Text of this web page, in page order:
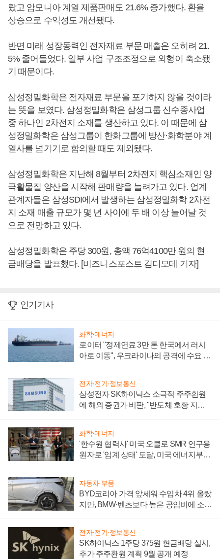
랐고 암모니아 계열 제품판매도 21.6% 증가했다. 환율
상승으로 수익성도 개선됐다.
반면 미래 성장동력인 전자재료 부문 매출은 오히려 21.
5% 줄어들었다. 일부 사업 구조조정으로 외형이 축소됐
기 때문이다.
삼성정밀화학은 전자재료 부문을 포기하지 않을 것이라
는 뜻을 보였다. 삼성정밀화학은 삼성그룹 신수종사업
중 하나인 2차전지 소재를 생산하고 있다. 이 때문에 삼
성정밀화학은 삼성그룹이 한화그룹에 방산·화학분야 계
열사를 넘기기로 합의할 때도 제외됐다.
삼성정밀화학은 지난해 8월부터 2차전지 핵심소재인 양
극활물질 양산을 시작해 판매량을 늘려가고 있다. 업계
관계자들은 삼성SDI에서 발생하는 삼성정밀화학 2차전
지 소재 매출 규모가 몇 년 사이에 두 배 이상 늘어날 것
으로 전망하고 있다.
삼성정밀화학은 주당 300원, 총액 76억4100만 원의 현
금배당을 발표했다. [비즈니스포스트 김디모데 기자]
인기기사
화학·에너지
로이터 "정제연료 3만 톤 한국에서 러시
아로 이동", 우크라이나의 공격에 수요 늘
전자·전기·정보통신
삼성전자 SK하이닉스 소극적 주주환원
에 해외 증권가 비판, "반도체 호황 지속
화학·에너지
'한수원 협력사' 미국 오클로 SMR 연구용
원자로 '임계 상태' 도달, 미국 에너지부
자동차·부품
BYD코리아 가격 앞세워 수입차 4위 올랐
지만, BMW·벤츠보다 높은 공임비에 소비
전자·전기·정보통신
SK하이닉스 1주당 375원 현금배당 실시,
추가 주주환원 계획 9월 공개 예정